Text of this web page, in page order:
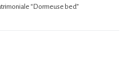
“Dormeuse bed”